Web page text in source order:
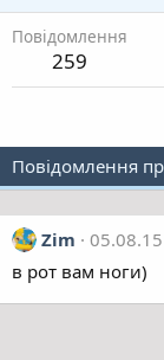
Повідомлення
259
Повідомлення
Zim
05.08.15
в рот вам ноги)